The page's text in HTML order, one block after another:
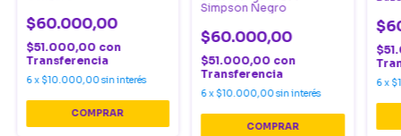
$60.000,00
$51.000,00 con
Transferencia
6x $10.000,00sin interés
COMPRAR
Simpson Negro
$60.000,00
$51.000,00 con
Transferencia
6x $10.000,00sin interés
COMPRAR
6x